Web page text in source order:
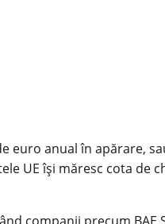
anual în apărare,
UE își măresc cota de